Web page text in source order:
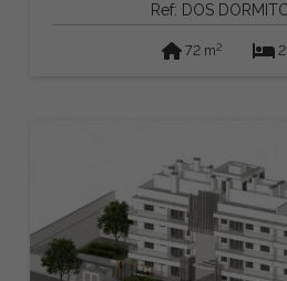
Ref: DOS
72 m2 2